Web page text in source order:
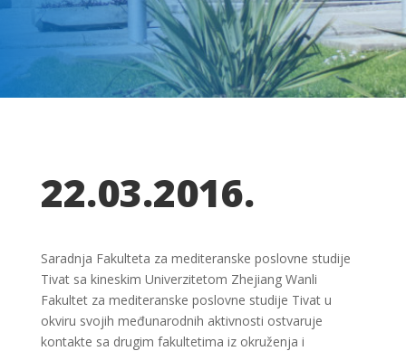
22.03.2016.
Saradnja Fakulteta za mediteranske poslovne studije
Tivat sa kineskim Univerzitetom Zhejiang Wanli
Fakultet za mediteranske poslovne studije Tivat u
okviru svojih međunarodnih aktivnosti ostvaruje
kontakte sa drugim fakultetima iz okruženja i